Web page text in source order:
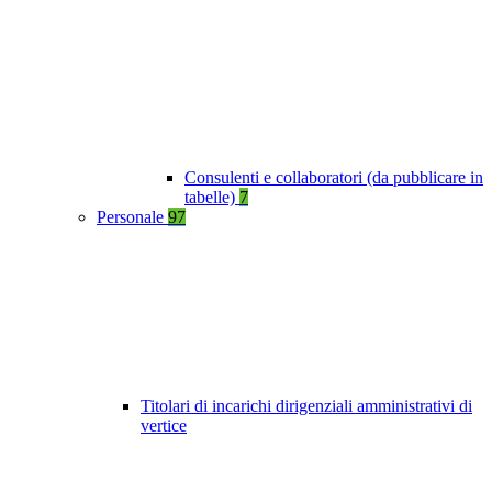
Consulenti e collaboratori (da pubblicare in
tabelle) 7
Personale 97
Titolari di incarichi dirigenziali amministrativi di
vertice